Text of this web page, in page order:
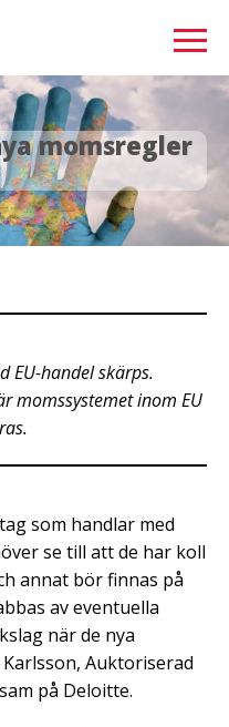
momsregler
EU-handel skärps.
momssystemet inom EU
som handlar med
se till att de har koll
annat bör finnas på
av eventuella
när de nya
Auktoriserad
på Deloitte.